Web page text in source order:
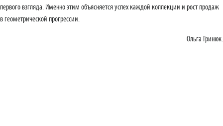
первого взгляда. Именно этим объясняется успех каждой коллекции и рост продаж
в геометрической прогрессии.
Ольга Гринюк.